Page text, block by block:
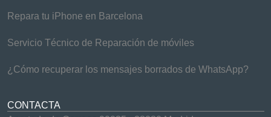
Repara tu iPhone en Barcelona
Servicio Técnico de Reparación de móviles
¿Cómo recuperar los mensajes borrados de WhatsApp?
CONTACTA